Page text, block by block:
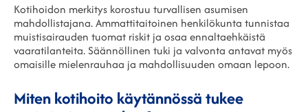
Kotihoidon merkitys korostuu turvallisen asumisen
mahdollistajana. Ammattitaitoinen henkilökunta tunnistaa
muistisairauden tuomat riskit ja osaa ennaltaehkäistä
vaaratilanteita. Säännöllinen tuki ja valvonta antavat myös
omaisille mielenrauhaa ja mahdollisuuden omaan lepoon.
Miten kotihoito käytännössä tukee